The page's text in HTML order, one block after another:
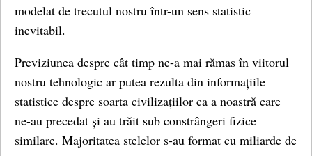
modelat de trecutul nostru într-un sens statistic
inevitabil.
Previziunea despre cât timp ne-a mai rămas în viitorul
nostru tehnologic ar putea rezulta din informațiile
statistice despre soarta civilizațiilor ca a noastră care
ne-au precedat și au trăit sub constrângeri fizice
similare. Majoritatea stelelor s-au format cu miliarde de